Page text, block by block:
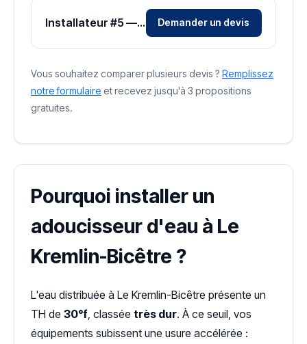
Installateur #5 — Zone Val-de-Marne Demander un devis
Vous souhaitez comparer plusieurs devis ? Remplissez
notre formulaire et recevez jusqu'à 3 propositions
gratuites.
Pourquoi installer un
adoucisseur d'eau à Le
Kremlin-Bicêtre ?
L'eau distribuée à Le Kremlin-Bicêtre présente un
TH de 30°f , classée très dur. À ce seuil, vos
équipements subissent une usure accélérée :